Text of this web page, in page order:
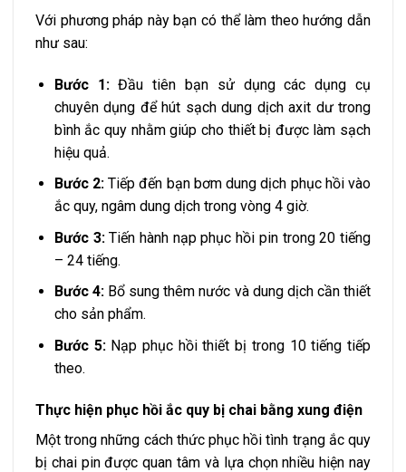
Với phương pháp này bạn có thể làm theo hướng dẫn
như sau:
Bước 1:Đầu tiên bạn sử dụng các dụng cụ
chuyên dụng để hút sạch dung dịch axit dư trong
bình ắc quy nhằm giúp cho thiết bị được làm sạch
hiệu quả.
Bước 2: Tiếp đến bạn bơm dung dịch phục hồi vào
ắc quy, ngâm dung dịch trong vòng 4 giờ.
Bước 3:Tiến hành nạp phục hồi pin trong 20 tiếng
– 24 tiếng.
Bước 4:Bổ sung thêm nước và dung dịch cần thiết
cho sản phẩm.
Bước 5:Nạp phục hồi thiết bị trong 10 tiếng tiếp
theo.
Thực hiện phục hồi ắc quy bị chai bằng xung điện
Một trong những cách thức phục hồi tình trạng ắc quy
bị chai pin được quan tâm và lựa chọn nhiều hiện nay